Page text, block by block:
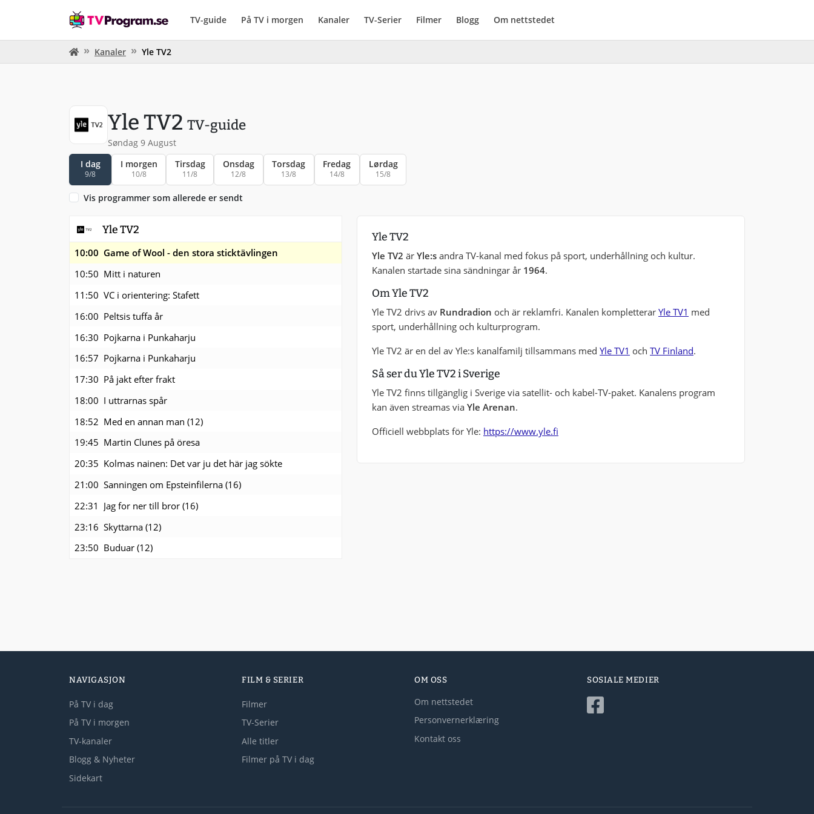
TV-guide På TV i morgen Kanaler TV-Serier Filmer Blogg Om nettstedet
Kanaler Yle TV2
Yle TV2 TV-guide
Søndag 9 August
I dag
9/8
I morgen
10/8
Tirsdag
11/8
Onsdag
12/8
Torsdag
13/8
Fredag
14/8
Lørdag
15/8
Vis programmer som allerede er sendt
Yle TV2
10:00 Game of Wool - den stora sticktävlingen
10:50 Mitt i naturen
11:50 VC i orientering: Stafett
16:00 Peltsis tuffa år
16:30 Pojkarna i Punkaharju
16:57 Pojkarna i Punkaharju
17:30 På jakt efter frakt
18:00 I uttrarnas spår
18:52 Med en annan man (12)
19:45 Martin Clunes på öresa
20:35 Kolmas nainen: Det var ju det här jag sökte
21:00 Sanningen om Epsteinfilerna (16)
22:31 Jag for ner till bror (16)
23:16 Skyttarna (12)
23:50 Buduar (12)
Yle TV2
Yle TV2 är Yle:s andra TV-kanal med fokus på sport, underhållning och kultur.
Kanalen startade sina sändningar år 1964.
Om Yle TV2
Yle TV2 drivs av Rundradion och är reklamfri. Kanalen kompletterar Yle TV1 med
sport, underhållning och kulturprogram.
Yle TV2 är en del av Yle:s kanalfamilj tillsammans med Yle TV1 och TV Finland.
Så ser du Yle TV2 i Sverige
Yle TV2 finns tillgänglig i Sverige via satellit- och kabel-TV-paket. Kanalens program
kan även streamas via Yle Arenan.
Officiell webbplats för Yle: https://www.yle.fi
NAVIGASJON
På TV i dag
På TV i morgen
TV-kanaler
Blogg & Nyheter
Sidekart
FILM & SERIER
Filmer
TV-Serier
Alle titler
Filmer på TV i dag
OM OSS
Om nettstedet
Personvernerklæring
Kontakt oss
SOSIALE MEDIER